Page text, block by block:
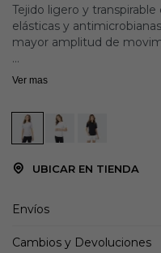
Tejido ligero y
elásticas y
mayor amplitud de
Detalles:
Ver mas
UBICAR EN TIENDA
Envíos
Cambios y Devoluciones